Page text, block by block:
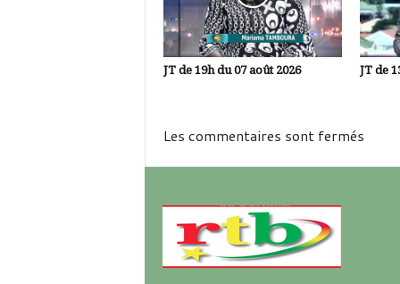
JT de 19h du 07 août 2026 JT de
Les commentaires sont fermés